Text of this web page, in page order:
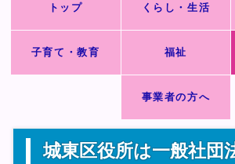
トップ くらし・生活
子育て・教育 福祉
事業者の方へ
城東区役所は一般社団